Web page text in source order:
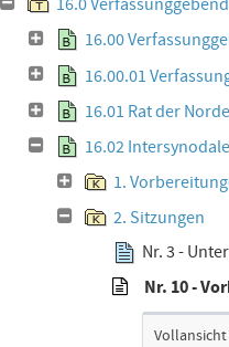
16.0
16.00
16.00.01
16.01 Rat der
16.02
1.
2. Sitzungen
Nr. 3 -
Nr. 10 -
Vollansicht